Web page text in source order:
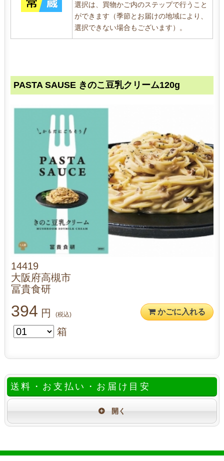
選択は、買物かご内のステップで行うこと
ができます（季節とお届けの地域により、
選択できない場合もございます）。
PASTA SAUSE きのこ豆乳クリーム120g
14419
大阪府高槻市
冨貴食研
394 円 (税込) かごに入れる
箱
送料・お支払い・お届け目安